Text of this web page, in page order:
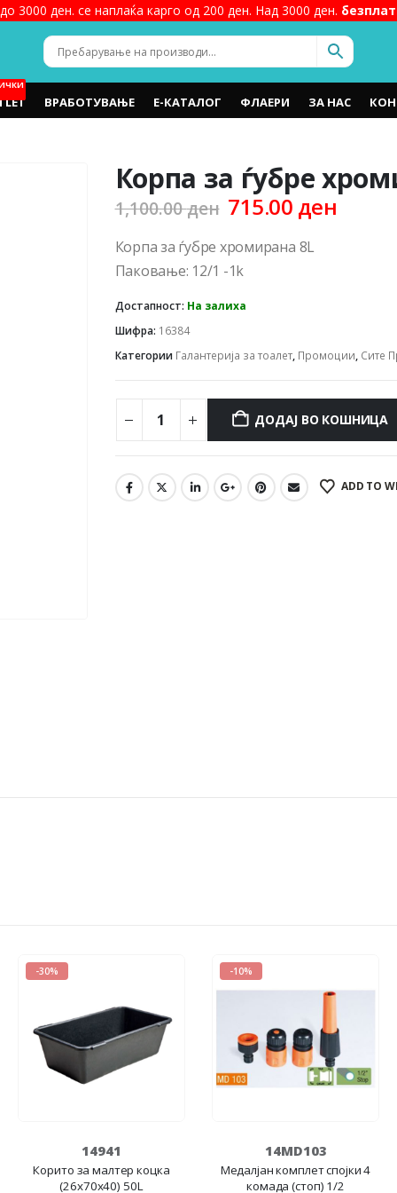
3000 ден. се наплаќа карго од 200 ден. Над 3000 ден.
ВРАБОТУВАЊЕ Е-КАТАЛОГ ФЛАЕРИ ЗА НАС
Корпа за ѓубре
1,100.00ден Original
was:
1,100.00 ден.
715.00 ден
Корпа за ѓубре хромирана 8L
Паковање: 12/1 -1k
Достапност: На залиха
Шифра: 16384
Категории Галантерија за тоалет, Промоции, Сите
ДОДАЈ ВО КОШНИЦА
ADD TO
-30%
14941
Корито за малтер коцка
(26x70x40) 50L
-10%
14MD103
Медалјан комплет спојки 4
комада (стоп) 1/2